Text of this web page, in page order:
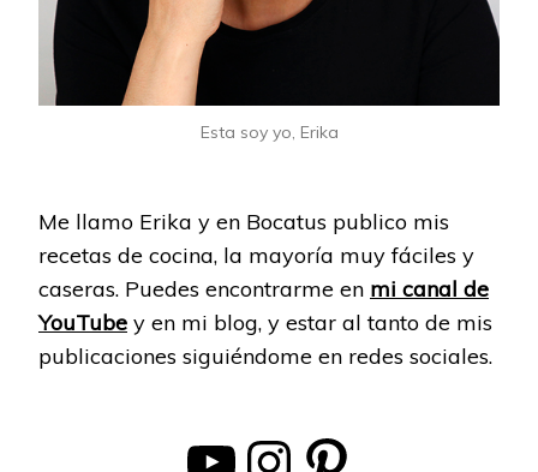
Esta soy yo, Erika
Me llamo Erika y en Bocatus publico mis
recetas de cocina, la mayoría muy fáciles y
caseras. Puedes encontrarme en mi canal de
YouTube y en mi blog, y estar al tanto de mis
publicaciones siguiéndome en redes sociales.